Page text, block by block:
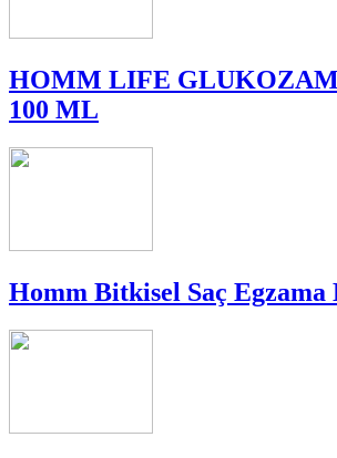
HOMM LIFE
100 ML
Homm Bitkisel Saç